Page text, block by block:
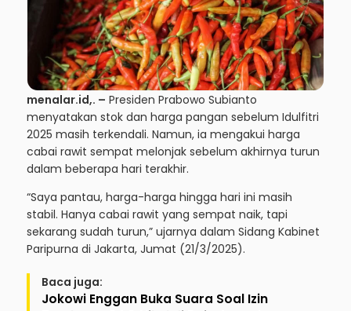
menalar.id,. – Presiden Prabowo Subianto
menyatakan stok dan harga pangan sebelum Idulfitri
2025 masih terkendali. Namun, ia mengakui harga
cabai rawit sempat melonjak sebelum akhirnya turun
dalam beberapa hari terakhir.
“Saya pantau, harga-harga hingga hari ini masih
stabil. Hanya cabai rawit yang sempat naik, tapi
sekarang sudah turun,” ujarnya dalam Sidang Kabinet
Paripurna di Jakarta, Jumat (21/3/2025).
Baca juga:
Jokowi Enggan Buka Suara Soal Izin